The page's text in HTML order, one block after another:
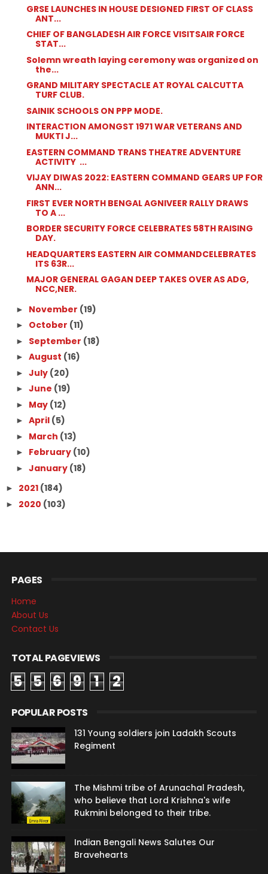
GRSE LAUNCHES IN HOUSE DESIGNED FIRST OF CLASS
ANT...
CHIEF OF BANGLADESH AIR FORCE VISITSAIR FORCE
STAT...
Solemn wreath laying ceremony was organized on
the...
GRAND MILITARY SPECTACLE AT ROYAL CALCUTTA
TURF CLUB.
SAINIK SCHOOLS ON PPP MODE.
INTERACTION AMONGST 1971 WAR VETERANS AND
MUKTI J...
EASTERN COMMAND TRANS THEATRE ADVENTURE
ACTIVITY ...
VIJAY DIWAS 2022: EASTERN COMMAND GEARS UP FOR
ANN...
FIRST EVER NORTH BENGAL AGNIVEER RALLY DRAWS
TO A ...
BORDER SECURITY FORCE CELEBRATES 58TH RAISING
DAY.
HEADQUARTERS EASTERN AIR COMMANDCELEBRATES
ITS 63R...
MAJOR GENERAL GAGAN DEEP TAKES OVER AS ADG,
NCC,NER.
► November (19)
► October (11)
► September (18)
► August (16)
► July (20)
► June (19)
► May (12)
► April (5)
► March (13)
► February (10)
► January (18)
► 2021 (184)
► 2020 (103)
PAGES
Home
About Us
Contact Us
TOTAL PAGEVIEWS
5 5 6 9 1 2
POPULAR POSTS
131 Young soldiers join Ladakh Scouts
Regiment
The Mishmi tribe of Arunachal Pradesh,
who believe that Lord Krishna's wife
Rukmini belonged to their tribe.
Indian Bengali News Salutes Our
Bravehearts